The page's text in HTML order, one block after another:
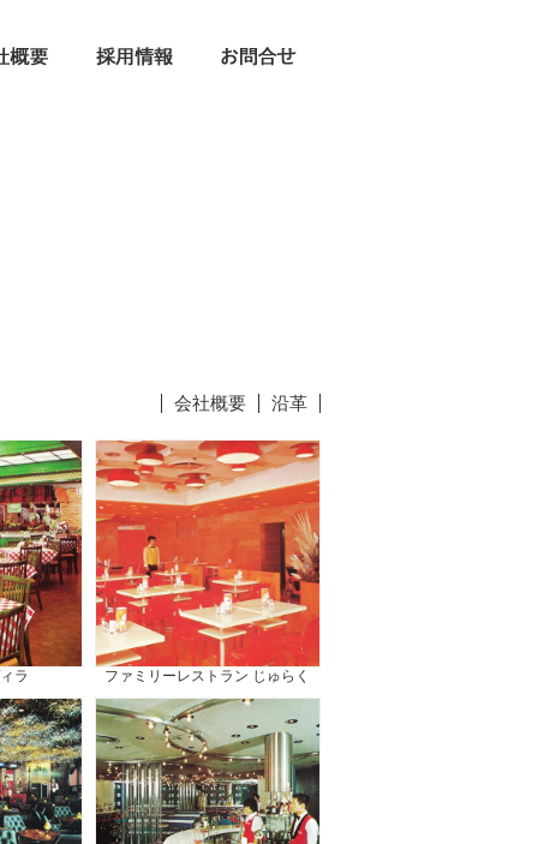
会社概要 沿革
ラ ファミリーレストラン じゅらく